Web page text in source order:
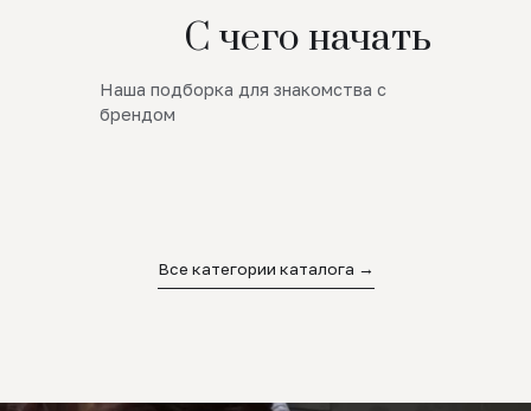
С чего начать
Наша подборка для знакомства с
брендом
Новинки
SALE
Все категории каталога →